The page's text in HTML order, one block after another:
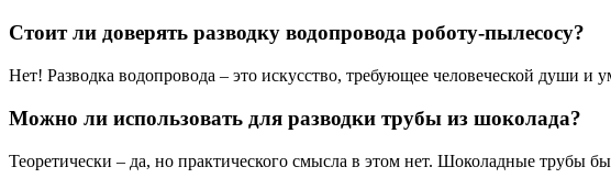
Стоит ли доверять разводку водопровода роботу-пылесосу?
Нет! Разводка водопровода – это искусство, требующее человеческой души и
Можно ли использовать для разводки трубы из шоколада?
Теоретически – да, но практического смысла в этом нет. Шоколадные трубы